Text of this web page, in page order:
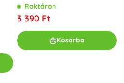
Raktáron
3 390 Ft
Kosárba